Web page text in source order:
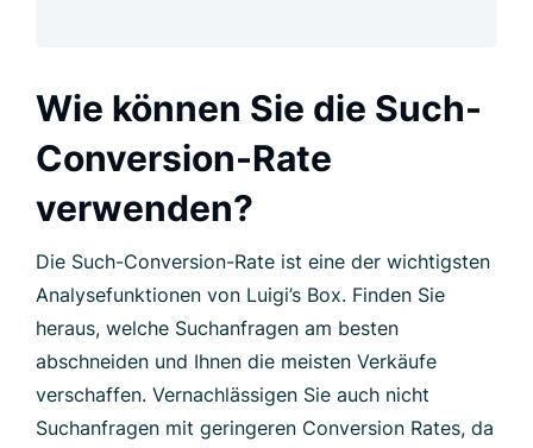
Wie können Sie die Such-
Conversion-Rate
verwenden?
Die Such-Conversion-Rate ist eine der wichtigsten
Analysefunktionen von Luigi’s Box. Finden Sie
heraus, welche Suchanfragen am besten
abschneiden und Ihnen die meisten Verkäufe
verschaffen. Vernachlässigen Sie auch nicht
Suchanfragen mit geringeren Conversion Rates, da